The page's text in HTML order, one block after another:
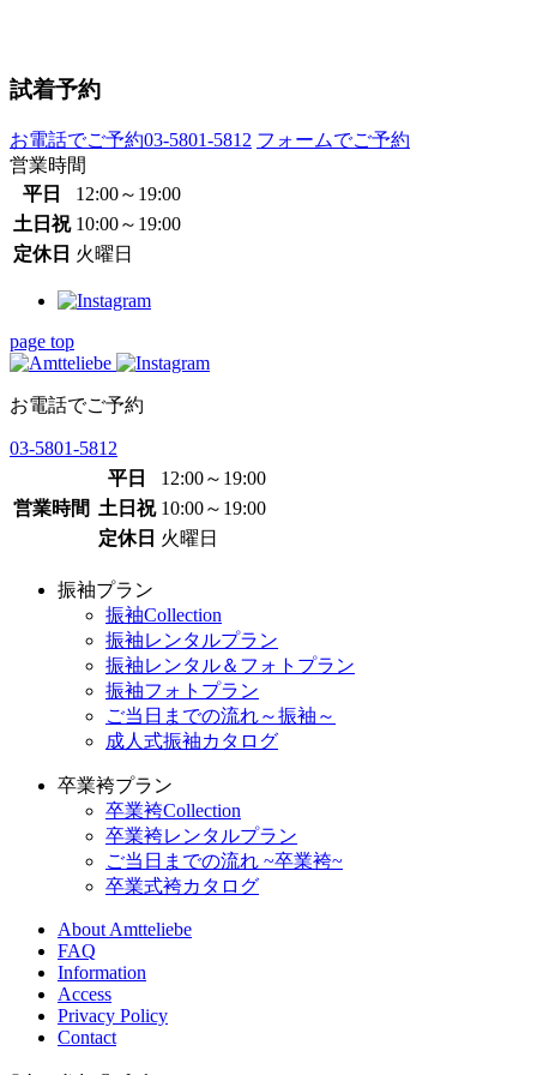
試着予約
お電話でご予約03-5801-5812 フォームでご予約
営業時間
平日
12:00～19:00
土日祝 10:00～19:00
定休日 火曜日
page top
お電話でご予約
03-5801-5812
営業時間
平日
12:00～19:00
土日祝 10:00～19:00
定休日 火曜日
振袖プラン
振袖Collection
振袖レンタルプラン
振袖レンタル＆フォトプラン
振袖フォトプラン
ご当日までの流れ～振袖～
成人式振袖カタログ
卒業袴プラン
卒業袴Collection
卒業袴レンタルプラン
ご当日までの流れ ~卒業袴~
卒業式袴カタログ
About Amtteliebe
FAQ
Information
Access
Privacy Policy
Contact